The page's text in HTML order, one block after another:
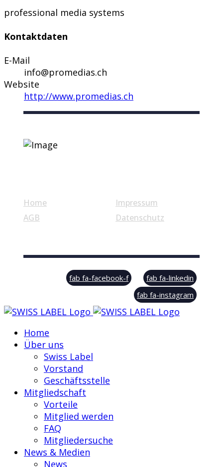
professional media systems
Kontaktdaten
E-Mail
info@promedias.ch
Website
http://www.promedias.ch
Home
AGB
Impressum
Datenschutz
© Swiss Label, All rights reserved
fab fa-facebook-f
fab fa-linkedin
fab fa-instagram
Home
Über uns
Swiss Label
Vorstand
Geschäftsstelle
Mitgliedschaft
Vorteile
Mitglied werden
FAQ
Mitgliedersuche
News & Medien
News